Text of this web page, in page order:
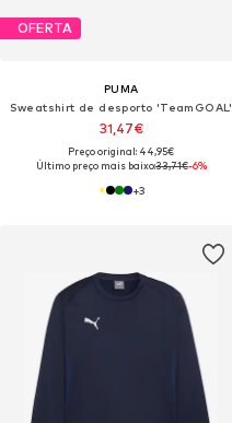
OFERTA
PUMA
Sweatshirt de desporto 'TeamGOAL'
31,47€
Preço original: 44,95€
Último preço mais baixo:33,71€-6%
+3